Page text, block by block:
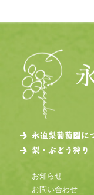
永迫梨葡萄園に
梨・ぶどう狩り
お知らせ
お問い合わせ